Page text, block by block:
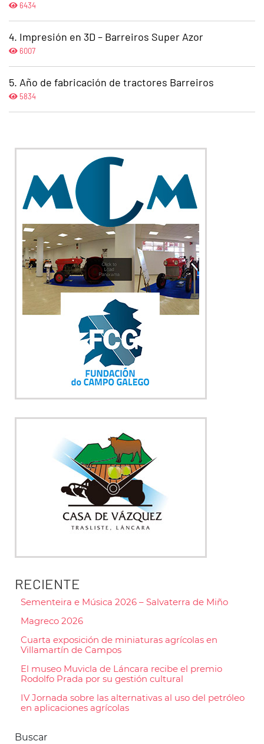
6434
Impresión en 3D – Barreiros Super Azor
6007
Año de fabricación de tractores Barreiros
5834
RECIENTE
Sementeira e Música 2026 – Salvaterra de Miño
Magreco 2026
Cuarta exposición de miniaturas agrícolas en
Villamartín de Campos
El museo Muvicla de Láncara recibe el premio
Rodolfo Prada por su gestión cultural
IV Jornada sobre las alternativas al uso del petróleo
en aplicaciones agrícolas
Buscar